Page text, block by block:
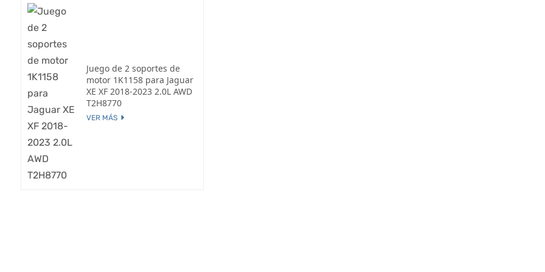
Juego de 2 soportes de
motor 1K1158 para Jaguar
XE XF 2018-2023 2.0L AWD
T2H8770
VER MÁS